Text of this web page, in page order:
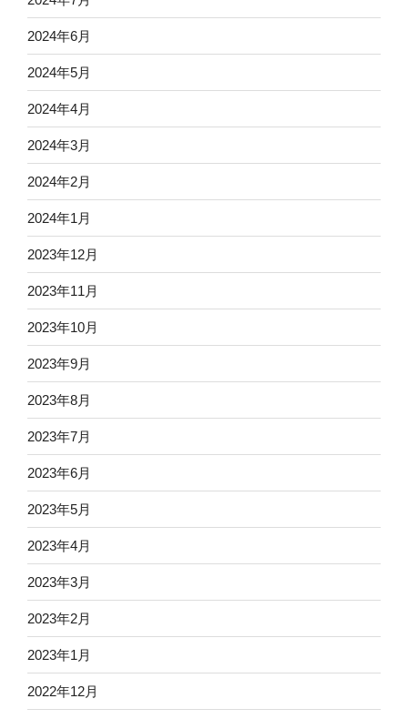
2024年6月
2024年5月
2024年4月
2024年3月
2024年2月
2024年1月
2023年12月
2023年11月
2023年10月
2023年9月
2023年8月
2023年7月
2023年6月
2023年5月
2023年4月
2023年3月
2023年2月
2023年1月
2022年12月